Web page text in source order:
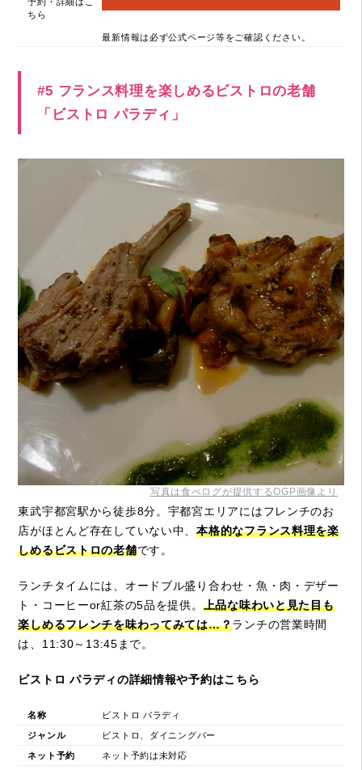
ちら
最新情報は必ず公式ページ等をご確認ください。
#5 フランス料理を楽しめるビストロの老舗
「ビストロ パラディ」
写真は食べログが提供するOGP画像より
東武宇都宮駅から徒歩8分。宇都宮エリアにはフレンチのお
店がほとんど存在していない中、本格的なフランス料理を楽
しめるビストロの老舗です。
ランチタイムには、オードブル盛り合わせ・魚・肉・デザー
ト・コーヒーor紅茶の5品を提供。 上品な味わいと見た目も
楽しめるフレンチを味わってみては…？ランチの営業時間
は、11:30～13:45まで。
ビストロ パラディの詳細情報や予約はこちら
名称 ビストロ パラディ
ジャンル ビストロ、ダイニングバー
ネット予約 ネット予約は未対応